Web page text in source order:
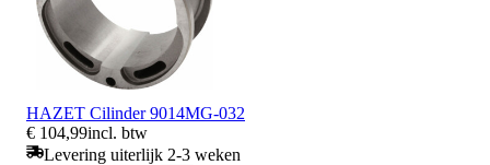
HAZET Cilinder 9014MG-032
€ 104,99incl. btw
Levering uiterlijk 2-3 weken